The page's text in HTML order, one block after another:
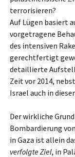
terrorisieren?
Auf Lügen basiert
vorgetragene
des intensiven
gerechtfertigt
detaillierte
Zeit vor 2014,
Israel auch in
Der wirkliche
Bombardierung
in Gaza ist allein
verfolgte Ziel, in